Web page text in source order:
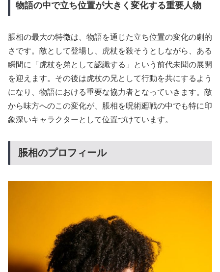
物語の中で立ち位置が大きく変化する重要人物
脹相の最大の特徴は、物語を通じた立ち位置の変化の劇的
さです。敵として登場し、虎杖を殺そうとしながら、ある
瞬間に「虎杖を弟として認識する」という前代未聞の展開
を迎えます。その後は虎杖の兄として行動を共にするよう
になり、物語における重要な協力者となっていきます。敵
から味方へのこの変化が、脹相を呪術廻戦の中でも特に印
象深いキャラクターとして位置づけています。
脹相のプロフィール